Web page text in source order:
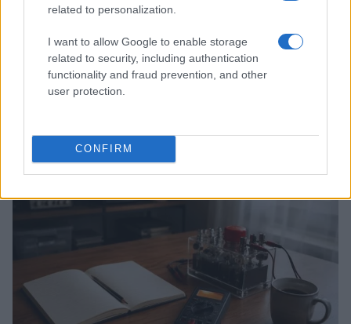
related to personalization.
I want to allow Google to enable storage
related to security, including authentication
functionality and fraud prevention, and other
user protection.
CONFIRM
Andrea Conforti · 1 Ago 2026